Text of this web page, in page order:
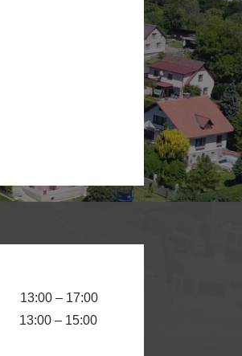
13:00 – 17:00
13:00 – 15:00